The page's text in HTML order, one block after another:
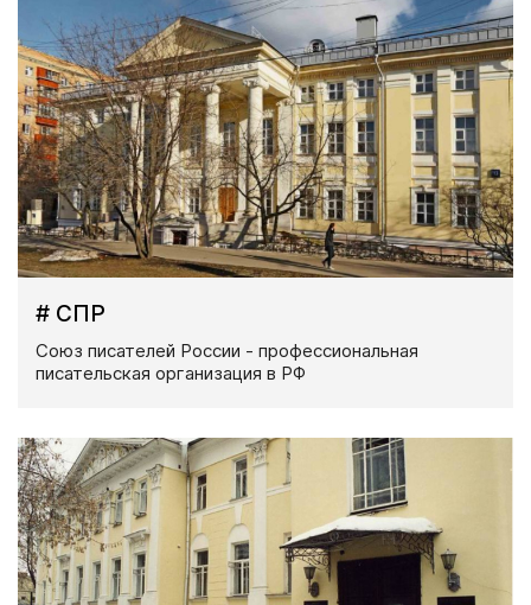
# СПР
Союз писателей России - профессиональная
писательская организация в РФ